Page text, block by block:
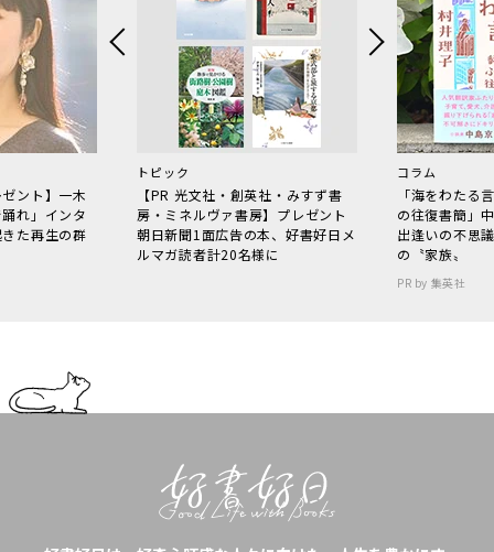
ント】一木
れ」インタ
た再生の群
トピック
【PR 光文社・創英社・みすず書
房・ミネルヴァ書房】プレゼント
朝日新聞1面広告の本、好書好日メ
ルマガ読者計20名様に
コラム
「海をわた
の往復書簡」
出逢いの不思
の〝家族〟
PR by 集英社